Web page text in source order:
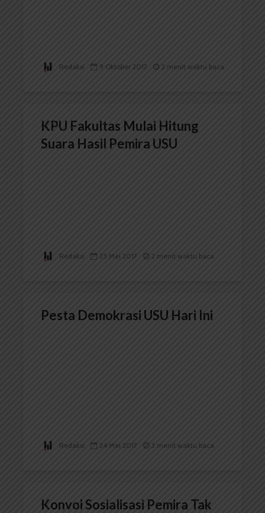
Redaksi 9 Oktober 2017 2 menit waktu baca
KPU Fakultas Mulai Hitung
Suara Hasil Pemira USU
Redaksi 25 Mei 2017 2 menit waktu baca
Pesta Demokrasi USU Hari Ini
Redaksi 24 Mei 2017 3 menit waktu baca
Konvoi Sosialisasi Pemira Tak